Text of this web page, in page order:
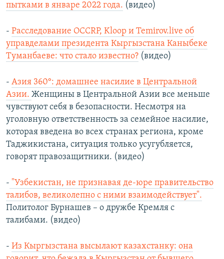
пытками в январе 2022 года. (видео)
- Расследование OCCRP, Kloop и Temirov.live об
управделами президента Кыргызстана Каныбеке
Туманбаеве: что стало известно? (видео)
- Азия 360°: домашнее насилие в Центральной
Азии. Женщины в Центральной Азии все меньше
чувствуют себя в безопасности. Несмотря на
уголовную ответственность за семейное насилие,
которая введена во всех странах региона, кроме
Таджикистана, ситуация только усугубляется,
говорят правозащитники. (видео)
- "Узбекистан, не признавая де-юре правительство
талибов, великолепно с ними взаимодействует".
Политолог Бурнашев – о дружбе Кремля с
талибами. (видео)
- Из Кыргызстана высылают казахстанку: она